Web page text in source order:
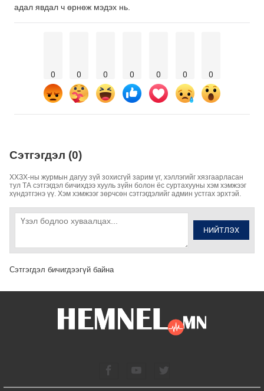
адал явдал ч өрнөж мэдэх нь.
0 0 0 0 0 0 0
Сэтгэгдэл (0)
ХХЗХ-ны журмын дагуу зүй зохисгүй зарим үг, хэллэгийг хязгаарласан
тул ТА сэтгэгдэл бичихдээ хууль зүйн болон ёс суртахууны хэм хэмжээг
хүндэтгэнэ үү. Хэм хэмжээг зөрчсөн сэтгэгдэлийг админ устгах эрхтэй.
НИЙТЛЭХ
Сэтгэгдэл бичигдээгүй байна